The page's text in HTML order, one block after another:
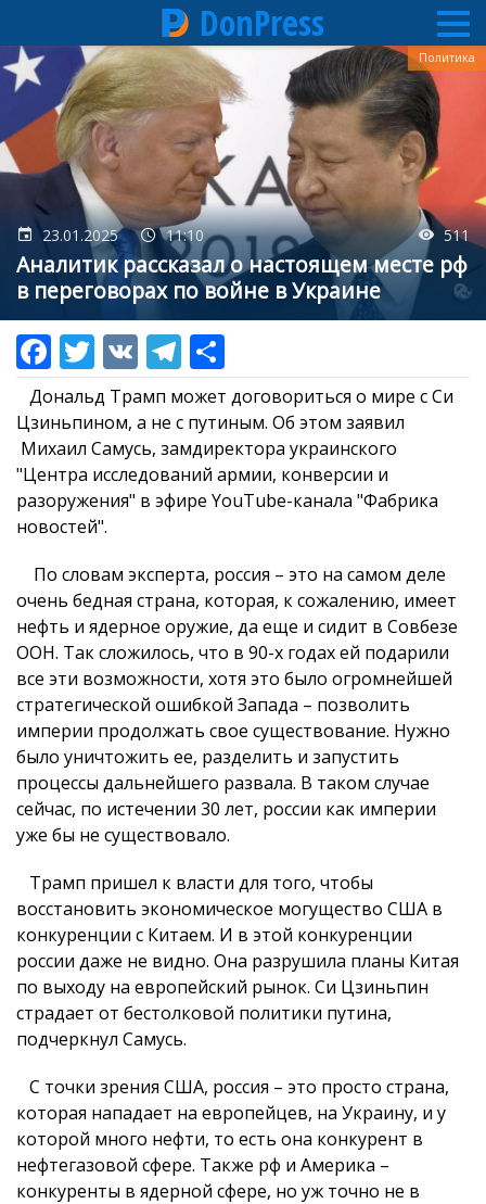
Перейти
основному
содержанию
DonPress
23.01.2025 11:10 511
Аналитик рассказал о настоящем месте рф
в переговорах по войне в Украине
Политика
Дональд Трамп может договориться о мире с Си
Цзиньпином, а не с путиным. Об этом заявил
Михаил Самусь, замдиректора украинского
"Центра исследований армии, конверсии и
разоружения" в эфире YouTube-канала "Фабрика
новостей".
По словам эксперта, россия – это на самом деле
очень бедная страна, которая, к сожалению, имеет
нефть и ядерное оружие, да еще и сидит в Совбезе
ООН. Так сложилось, что в 90-х годах ей подарили
все эти возможности, хотя это было огромнейшей
стратегической ошибкой Запада – позволить
империи продолжать свое существование. Нужно
было уничтожить ее, разделить и запустить
процессы дальнейшего развала. В таком случае
сейчас, по истечении 30 лет, россии как империи
уже бы не существовало.
Трамп пришел к власти для того, чтобы
восстановить экономическое могущество США в
конкуренции с Китаем. И в этой конкуренции
россии даже не видно. Она разрушила планы Китая
по выходу на европейский рынок. Си Цзиньпин
страдает от бестолковой политики путина,
подчеркнул Самусь.
С точки зрения США, россия – это просто страна,
которая нападает на европейцев, на Украину, и у
которой много нефти, то есть она конкурент в
нефтегазовой сфере. Также рф и Америка –
конкуренты в ядерной сфере, но уж точно не в